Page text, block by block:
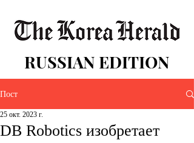
RUSSIAN EDITION
Пост
DB Robotics изобретает
25 окт. 2023 г.